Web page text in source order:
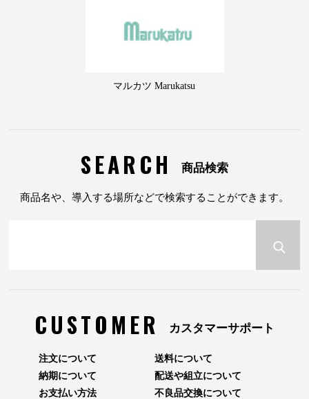
マルカツ Marukatsu
SEARCH 商品検索
商品名や、導入する場所などで検索することができます。
CUSTOMER カスタマーサポート
注文について
納期について
お支払い方法
送料について
配送や組立について
不良品交換について